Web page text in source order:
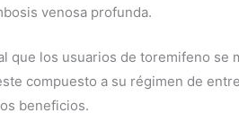
venosa profunda.
que los usuarios de toremifeno
compuesto a su régimen de
beneficios.